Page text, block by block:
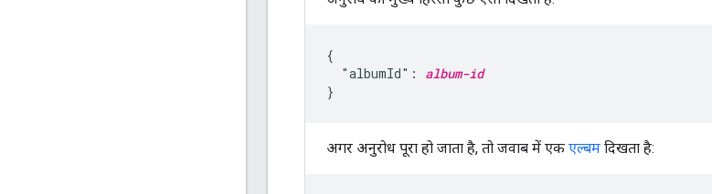
{
  "albumId":
album-id
}
अगर अनुरोध पूरा हो जाता है, तो जवाब में एक एल्बम दिखता है: